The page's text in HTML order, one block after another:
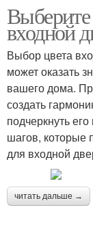
входной
Выбор цвета
может оказать
вашего дома.
создать
подчеркнуть
шагов, которые
для входной
читать дальше →